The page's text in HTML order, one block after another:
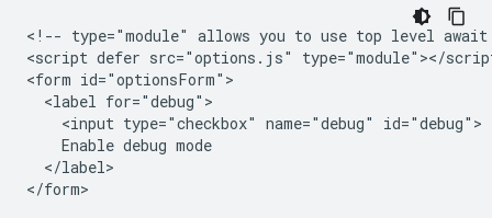
<!-- type="module" allows you to use top level
<script defer src="options.js" type="module"></
<form id="optionsForm">
  <label for="debug">
    <input type="checkbox" name="debug" id="debug">
    Enable debug mode
  </label>